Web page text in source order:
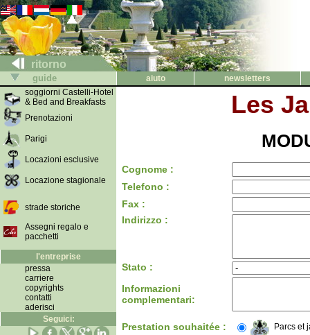
ritorno
guide aiuto
newsletters
soggiorni Castelli-Hotel
& Bed and Breakfasts
Prenotazioni
Parigi
Locazioni esclusive
Locazione stagionale
strade storiche
Assegni regalo e
pacchetti
l'entreprise
pressa
carriere
copyrights
contatti
aderisci
Seguici:
Les
Cognome :
Telefono :
Fax :
Indirizzo :
Stato :
Informazioni
complementari:
Prestation souhaitée : Parcs et